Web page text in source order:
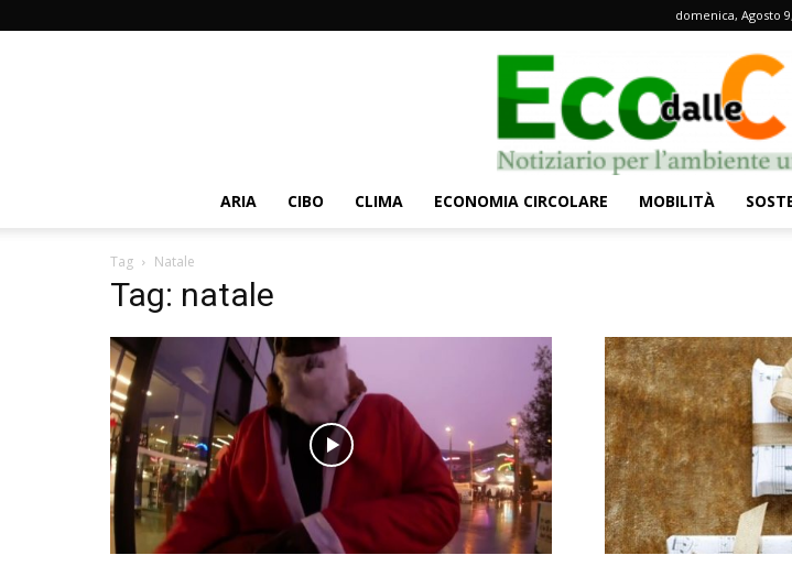
domenica, Agosto
dalle
Città
ARIA CIBO CLIMA ECONOMIA CIRCOLARE MOBILITÀ
Tag Natale
Tag: natale